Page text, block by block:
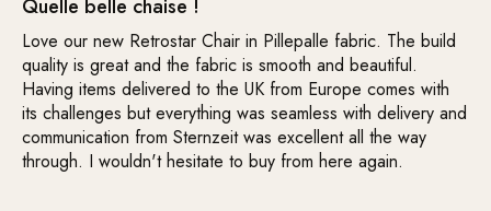
Quelle belle chaise !
Love our new Retrostar Chair in Pillepalle fabric. The build
quality is great and the fabric is smooth and beautiful.
Having items delivered to the UK from Europe comes with
its challenges but everything was seamless with delivery and
communication from Sternzeit was excellent all the way
through. I wouldn't hesitate to buy from here again.